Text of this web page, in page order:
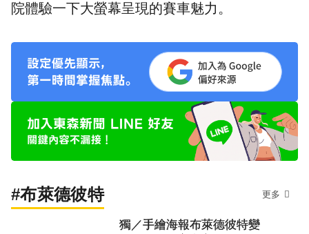
院體驗一下大螢幕呈現的賽車魅力。
#布萊德彼特 更多
獨／手繪海報布萊德彼特變